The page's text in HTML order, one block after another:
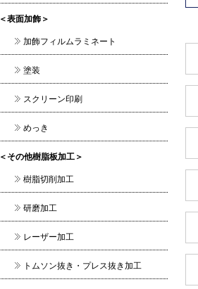
＜表面加飾＞
加飾フィルムラミネート
塗装
スクリーン印刷
めっき
＜その他樹脂板加工＞
樹脂切削加工
研磨加工
レーザー加工
トムソン抜き・プレス抜き加工